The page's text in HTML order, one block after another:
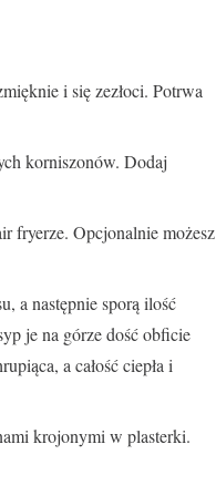
i się zezłoci. Potrwa
korniszonów. Dodaj
fryerze. Opcjonalnie możesz
a następnie sporą ilość
je na górze dość obficie
a całość ciepła i
krojonymi w plasterki.